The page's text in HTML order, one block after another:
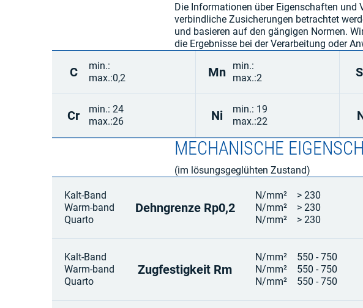
Die Informationen über Eigenschaften
verbindliche Zusicherungen betrachtet
und basieren auf den gängigen Normen.
die Ergebnisse bei der Verarbeitung oder
C
min.:
max.:0,2 Mn
min.:
max.:2
Cr
min.:
max.:
24
26
Ni
min.:
max.:
19
22
MECHANISCHE
(im lösungsgeglühten Zustand)
Kalt-Band
Warm-band
Quarto
Dehngrenze Rp0,2
N/mm²
N/mm²
N/mm²
> 230
> 230
> 230
Kalt-Band
Warm-band
Quarto
Zugfestigkeit Rm
N/mm²
N/mm²
N/mm²
550 - 750
550 - 750
550 - 750